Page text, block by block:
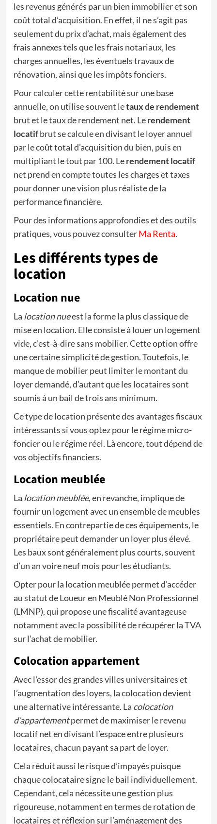
les revenus générés par un bien immobilier et son
coût total d’acquisition. En effet, il ne s’agit pas
seulement du prix d’achat, mais également des
frais annexes tels que les frais notariaux, les
charges annuelles, les éventuels travaux de
rénovation, ainsi que les impôts fonciers.
Pour calculer cette rentabilité sur une base
annuelle, on utilise souvent letaux de rendement
brut et le taux de rendement net. Lerendement
locatifbrut se calcule en divisant le loyer annuel
par le coût total d’acquisition du bien, puis en
multipliant le tout par 100. Lerendement locatif
net prend en compte toutes les charges et taxes
pour donner une vision plus réaliste de la
performance financière.
Pour des informations approfondies et des outils
pratiques, vous pouvez consulterMa Renta.
Les différents types de
location
Location nue
La location nueest la forme la plus classique de
mise en location. Elle consiste à louer un logement
vide, c’est-à-dire sans mobilier. Cette option offre
une certaine simplicité de gestion. Toutefois, le
manque de mobilier peut limiter le montant du
loyer demandé, d’autant que les locataires sont
soumis à un bail de trois ans minimum.
Ce type de location présente des avantages fiscaux
intéressants si vous optez pour le régime micro-
foncier ou le régime réel. Là encore, tout dépend de
vos objectifs financiers.
Location meublée
La location meublée, en revanche, implique de
fournir un logement avec un ensemble de meubles
essentiels. En contrepartie de ces équipements, le
propriétaire peut demander un loyer plus élevé.
Les baux sont généralement plus courts, souvent
d’un an voire neuf mois pour les étudiants.
Opter pour la location meublée permet d’accéder
au statut de Loueur en Meublé Non Professionnel
(LMNP), qui propose une fiscalité avantageuse
notamment avec la possibilité de récupérer la TVA
sur l’achat de mobilier.
Colocation appartement
Avec l’essor des grandes villes universitaires et
l’augmentation des loyers, la colocation devient
une alternative intéressante. La colocation
d’appartementpermet de maximiser le revenu
locatif net en divisant l’espace entre plusieurs
locataires, chacun payant sa part de loyer.
Cela réduit aussi le risque d’impayés puisque
chaque colocataire signe le bail individuellement.
Cependant, cela nécessite une gestion plus
rigoureuse, notamment en termes de rotation de
locataires et réflexion sur l’aménagement des